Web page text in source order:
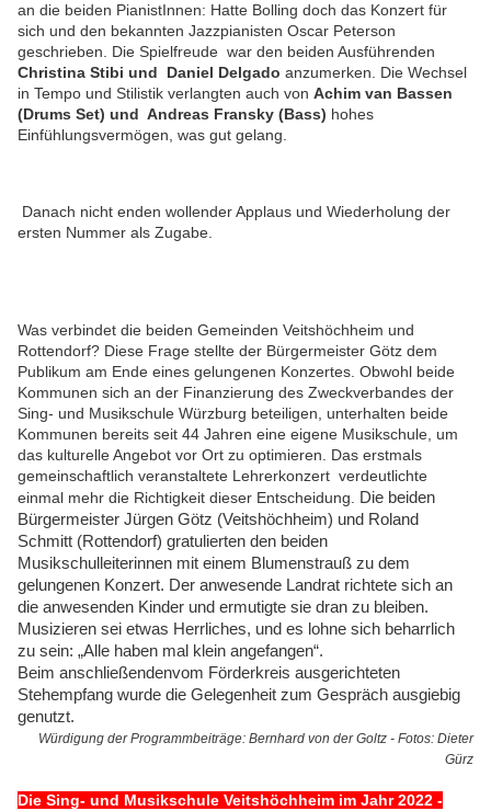
an die beiden PianistInnen: Hatte Bolling doch das Konzert für
sich und den bekannten Jazzpianisten Oscar Peterson
geschrieben. Die Spielfreude war den beiden Ausführenden
Christina Stibi und Daniel Delgado anzumerken. Die Wechsel
in Tempo und Stilistik verlangten auch von Achim van Bassen
(Drums Set) und Andreas Fransky (Bass) hohes
Einfühlungsvermögen, was gut gelang.
Danach nicht enden wollender Applaus und Wiederholung der
ersten Nummer als Zugabe.
Was verbindet die beiden Gemeinden Veitshöchheim und
Rottendorf? Diese Frage stellte der Bürgermeister Götz dem
Publikum am Ende eines gelungenen Konzertes. Obwohl beide
Kommunen sich an der Finanzierung des Zweckverbandes der
Sing- und Musikschule Würzburg beteiligen, unterhalten beide
Kommunen bereits seit 44 Jahren eine eigene Musikschule, um
das kulturelle Angebot vor Ort zu optimieren. Das erstmals
gemeinschaftlich veranstaltete Lehrerkonzert verdeutlichte
einmal mehr die Richtigkeit dieser Entscheidung.
Die beiden
Bürgermeister Jürgen Götz (Veitshöchheim) und Roland
Schmitt (Rottendorf) gratulierten den beiden
Musikschulleiterinnen mit einem Blumenstrauß zu dem
gelungenen Konzert. Der anwesende Landrat richtete sich an
die anwesenden Kinder und ermutigte sie dran zu bleiben.
Musizieren sei etwas Herrliches, und es lohne sich beharrlich
zu sein: „Alle haben mal klein angefangen“.
Beim anschließendenvom Förderkreis ausgerichteten
Stehempfang wurde die Gelegenheit zum Gespräch ausgiebig
genutzt.
Würdigung der Programmbeiträge: Bernhard von der Goltz - Fotos: Dieter
Gürz
Die Sing- und Musikschule Veitshöchheim im Jahr 2022 -